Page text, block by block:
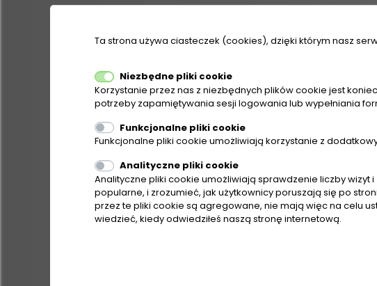
Ta strona używa ciasteczek (cookies), dzięki którym nasz
Niezbędne pliki cookie
Korzystanie przez nas z niezbędnych plików cookie jest
potrzeby zapamiętywania sesji logowania lub wypełniania
Funkcjonalne pliki cookie
Funkcjonalne pliki cookie umożliwiają korzystanie z
Analityczne pliki cookie
Analityczne pliki cookie umożliwiają sprawdzenie liczby wizyt
popularne, i zrozumieć, jak użytkownicy poruszają się po
przez te pliki cookie są agregowane, nie mają więc na celu
wiedzieć, kiedy odwiedziłeś naszą stronę internetową.